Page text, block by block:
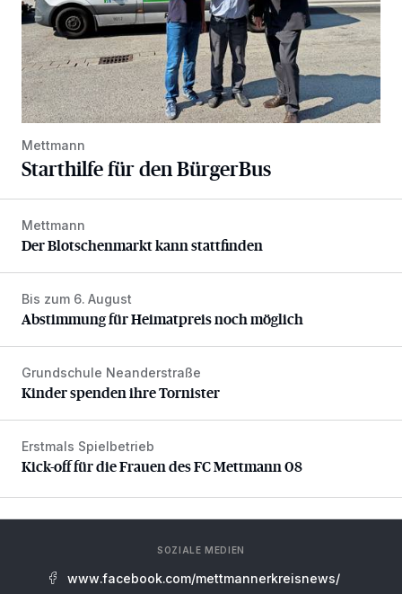
Mettmann
Starthilfe für den BürgerBus
Der Blotschenmarkt kann stattfinden
Mettmann
Der Blotschenmarkt kann stattfinden
Abstimmung für Heimatpreis noch möglich
Bis zum 6. August
Abstimmung für Heimatpreis noch möglich
Kinder spenden ihre Tornister
Grundschule Neanderstraße
Kinder spenden ihre Tornister
Kick-off für die Frauen des FC Mettmann 08
Erstmals Spielbetrieb
Kick-off für die Frauen des FC Mettmann 08
SOZIALE MEDIEN
www.facebook.com/mettmannerkreisnews/